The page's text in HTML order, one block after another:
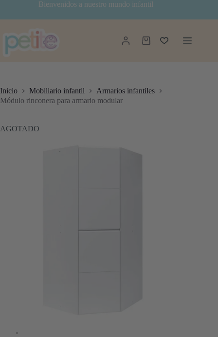
contenido
Bienvenidos a nuestro mundo infantil
Carro
Inicio Mobiliario infantil
Armarios infantiles
Módulo rinconera para armario modular
AGOTADO